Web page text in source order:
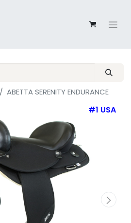
ABETTA SERENITY ENDURANCE
#1 USA